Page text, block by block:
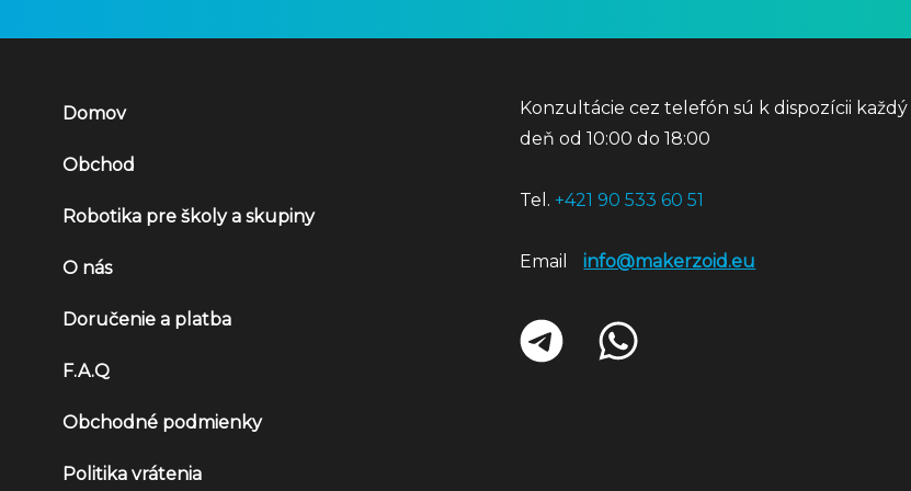
Domov
Obchod
Robotika pre školy a skupiny
O nás
Doručenie a platba
F.A.Q
Obchodné podmienky
Politika vrátenia
Konzultácie cez telefón sú k dispozícii každý
deň od 10:00 do 18:00
Tel.+421 90 533 60 51
Email info@makerzoid.eu